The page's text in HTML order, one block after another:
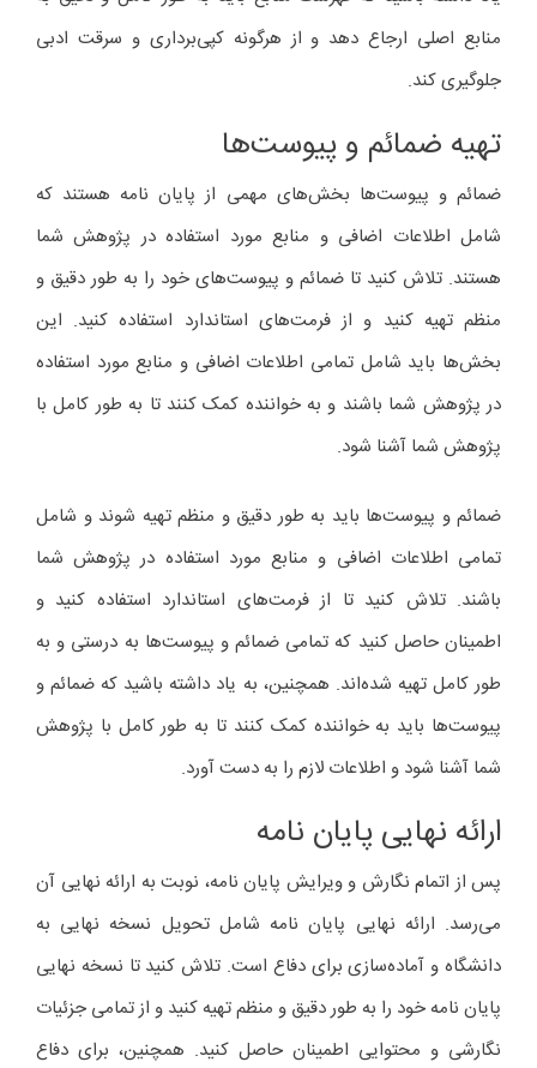
منابع اصلی ارجاع دهد و از هرگونه کپی‌برداری و سرقت ادبی
جلوگیری کند.
تهیه ضمائم و پیوست‌ها
ضمائم و پیوست‌ها بخش‌های مهمی از پایان نامه هستند که
شامل اطلاعات اضافی و منابع مورد استفاده در پژوهش شما
هستند. تلاش کنید تا ضمائم و پیوست‌های خود را به طور دقیق و
منظم تهیه کنید و از فرمت‌های استاندارد استفاده کنید. این
بخش‌ها باید شامل تمامی اطلاعات اضافی و منابع مورد استفاده
در پژوهش شما باشند و به خواننده کمک کنند تا به طور کامل با
پژوهش شما آشنا شود.
ضمائم و پیوست‌ها باید به طور دقیق و منظم تهیه شوند و شامل
تمامی اطلاعات اضافی و منابع مورد استفاده در پژوهش شما
باشند. تلاش کنید تا از فرمت‌های استاندارد استفاده کنید و
اطمینان حاصل کنید که تمامی ضمائم و پیوست‌ها به درستی و به
طور کامل تهیه شده‌اند. همچنین، به یاد داشته باشید که ضمائم و
پیوست‌ها باید به خواننده کمک کنند تا به طور کامل با پژوهش
شما آشنا شود و اطلاعات لازم را به دست آورد.
ارائه نهایی پایان نامه
پس از اتمام نگارش و ویرایش پایان نامه، نوبت به ارائه نهایی آن
می‌رسد. ارائه نهایی پایان نامه شامل تحویل نسخه نهایی به
دانشگاه و آماده‌سازی برای دفاع است. تلاش کنید تا نسخه نهایی
پایان نامه خود را به طور دقیق و منظم تهیه کنید و از تمامی جزئیات
نگارشی و محتوایی اطمینان حاصل کنید. همچنین، برای دفاع